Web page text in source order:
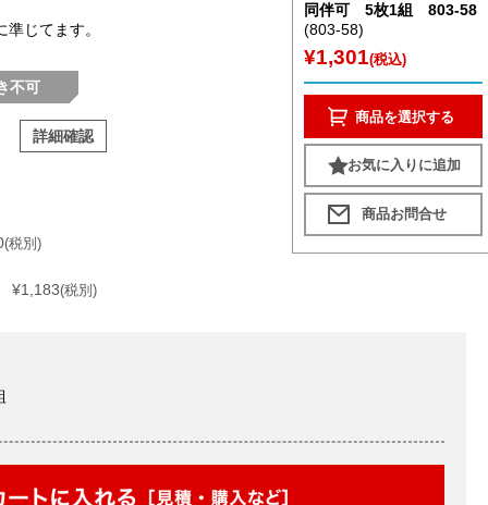
じてます。
不可
詳細確認
(税別)
¥1,183(税別)
同伴可 5枚1組 803-58
(803-58)
¥1,301(税込)
商品を選択する
お気に入りに追加